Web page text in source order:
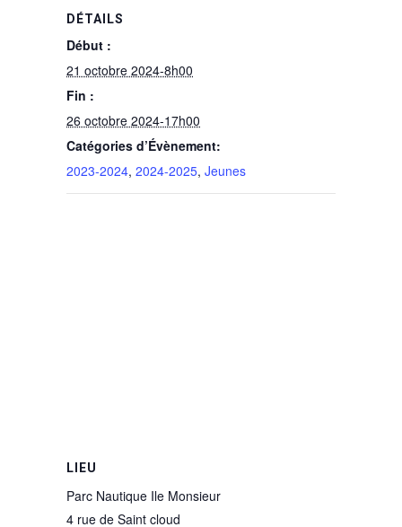
DÉTAILS
Début :
21 octobre 2024-8h00
Fin :
26 octobre 2024-17h00
Catégories d’Évènement:
2023-2024, 2024-2025, Jeunes
LIEU
Parc Nautique Ile Monsieur
4 rue de Saint cloud